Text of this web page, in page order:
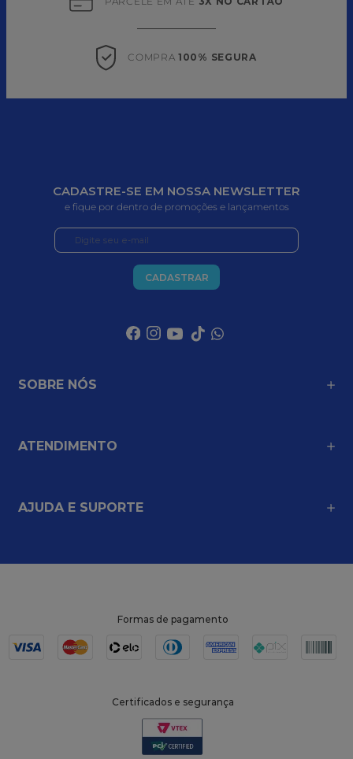
COMPRA 100% SEGURA
CADASTRE-SE EM NOSSA NEWSLETTER
e fique por dentro de promoções e lançamentos
CADASTRAR
SOBRE NÓS
ATENDIMENTO
AJUDA E SUPORTE
Formas de pagamento
Certificados e segurança